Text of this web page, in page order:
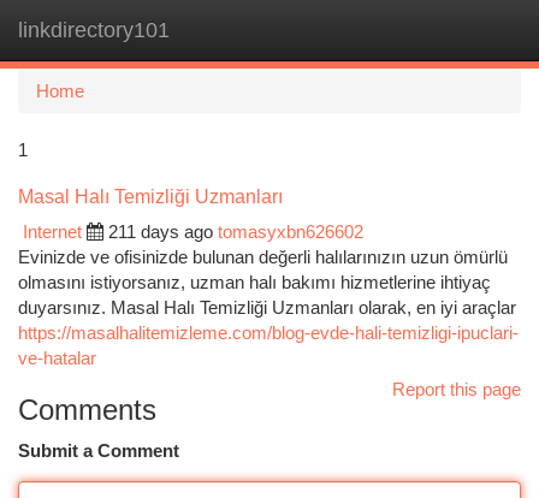
linkdirectory101
Home
1
Masal Halı Temizliği Uzmanları
Internet
211 days ago tomasyxbn626602
Evinizde ve ofisinizde bulunan değerli halılarınızın uzun ömürlü
olmasını istiyorsanız, uzman halı bakımı hizmetlerine ihtiyaç
duyarsınız. Masal Halı Temizliği Uzmanları olarak, en iyi araçlar
https://masalhalitemizleme.com/blog-evde-hali-temizligi-ipuclari-
ve-hatalar
Report this page
Comments
Submit a Comment